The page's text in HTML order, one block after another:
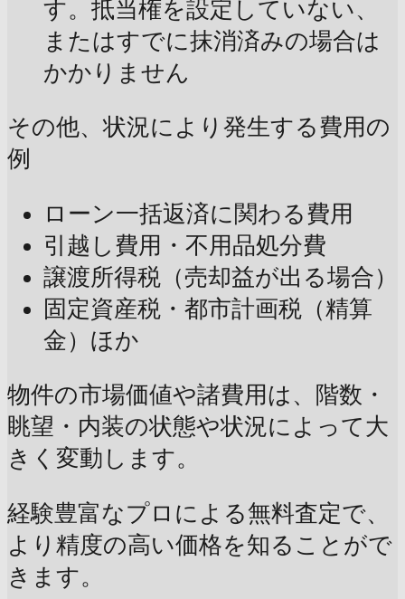
す。抵当権を設定していない、
またはすでに抹消済みの場合は
かかりません
その他、状況により発生する費用の
例
ローン一括返済に関わる費用
引越し費用・不用品処分費
譲渡所得税（売却益が出る場合）
固定資産税・都市計画税（精算
金）ほか
物件の市場価値や諸費用は、階数・
眺望・内装の状態や状況によって大
きく変動します。
経験豊富なプロによる無料査定で、
より精度の高い価格を知ることがで
きます。